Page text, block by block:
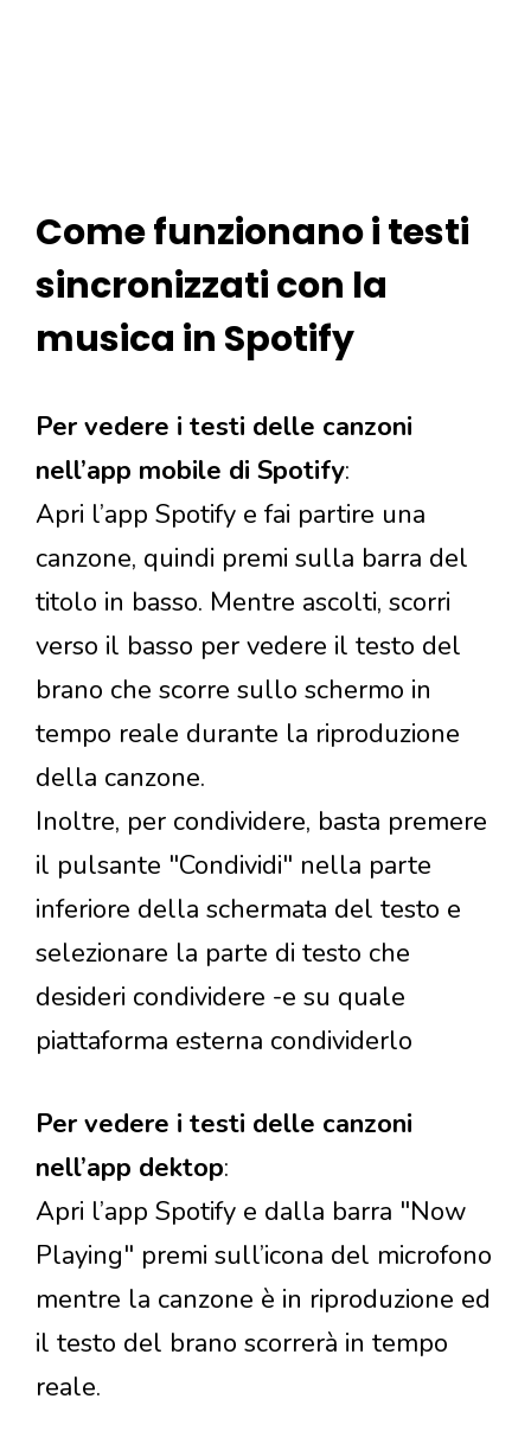
Come funzionano i testi
sincronizzati con la
musica in Spotify
Per vedere i testi delle canzoni
nell’app mobile di Spotify:
Apri l’app Spotify e fai partire una
canzone, quindi premi sulla barra del
titolo in basso. Mentre ascolti, scorri
verso il basso per vedere il testo del
brano che scorre sullo schermo in
tempo reale durante la riproduzione
della canzone.
Inoltre, per condividere, basta premere
il pulsante "Condividi" nella parte
inferiore della schermata del testo e
selezionare la parte di testo che
desideri condividere -e su quale
piattaforma esterna condividerlo
Per vedere i testi delle canzoni
nell’app dektop:
Apri l’app Spotify e dalla barra "Now
Playing" premi sull’icona del microfono
mentre la canzone è in riproduzione ed
il testo del brano scorrerà in tempo
reale.